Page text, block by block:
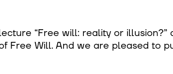
“Free will: reality or
Free Will. And we are pleased to